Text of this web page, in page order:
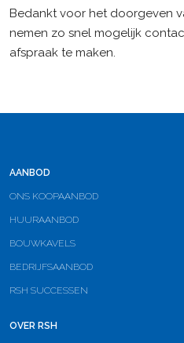
Bedankt voor het doorgeven
nemen zo snel mogelijk
afspraak te maken.
AANBOD
ONS KOOPAANBOD
HUURAANBOD
BOUWKAVELS
BEDRIJFSAANBOD
RSH SUCCESSEN
OVER RSH